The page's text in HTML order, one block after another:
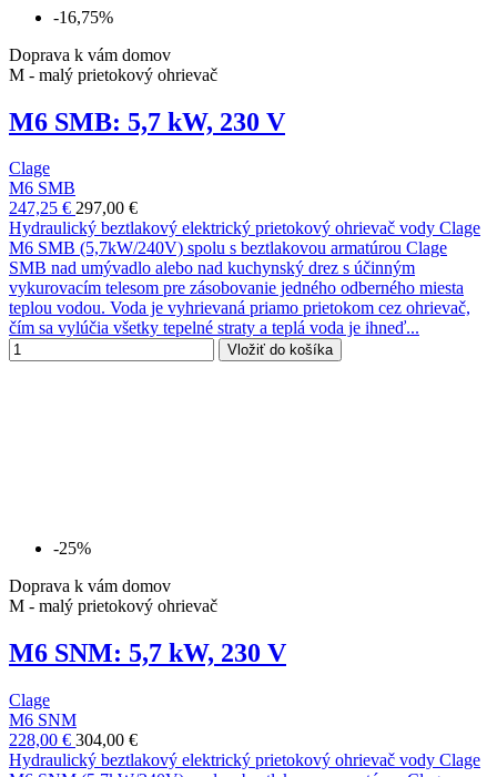
-16,75%
Doprava k vám domov
M - malý prietokový ohrievač
M6 SMB: 5,7 kW, 230 V
Clage
M6 SMB
247,25 € 297,00 €
Hydraulický beztlakový elektrický prietokový ohrievač vody Clage
M6 SMB (5,7kW/240V) spolu s beztlakovou armatúrou Clage
SMB nad umývadlo alebo nad kuchynský drez s účinným
vykurovacím telesom pre zásobovanie jedného odberného miesta
teplou vodou. Voda je vyhrievaná priamo prietokom cez ohrievač,
čím sa vylúčia všetky tepelné straty a teplá voda je ihneď...
Vložiť do košíka
-25%
Doprava k vám domov
M - malý prietokový ohrievač
M6 SNM: 5,7 kW, 230 V
Clage
M6 SNM
228,00 € 304,00 €
Hydraulický beztlakový elektrický prietokový ohrievač vody Clage